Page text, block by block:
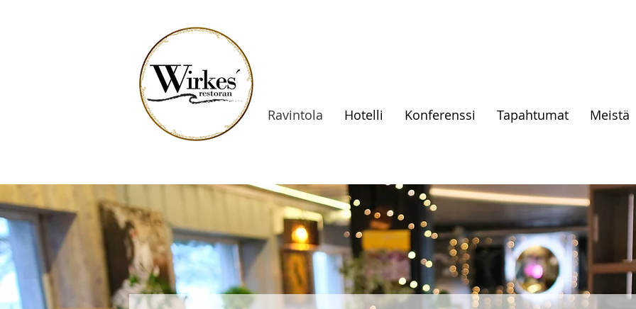
Ravintola Hotelli Konferenssi Tapahtumat Meistä